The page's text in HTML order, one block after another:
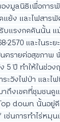
องมูลนิธิเพื่อกา
แย้ง และไฟสาร
บแรงกดดันนั้น แ
และในระย
นตรายต่อสุขภาพ
5 ปี ทำให้ในช่ว
วังไฟป่า และไฟ
ถึงเขตที่ชุมชนดูแ
down นั้นอยู่
ช่นการทำไร่หมุน